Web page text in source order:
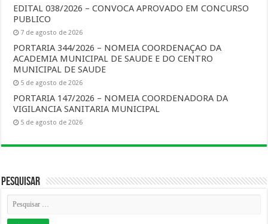
EDITAL 038/2026 – CONVOCA APROVADO EM CONCURSO
PUBLICO
7 de agosto de 2026
PORTARIA 344/2026 – NOMEIA COORDENAÇAO DA
ACADEMIA MUNICIPAL DE SAUDE E DO CENTRO
MUNICIPAL DE SAUDE
5 de agosto de 2026
PORTARIA 147/2026 – NOMEIA COORDENADORA DA
VIGILANCIA SANITARIA MUNICIPAL
5 de agosto de 2026
Pesquisar